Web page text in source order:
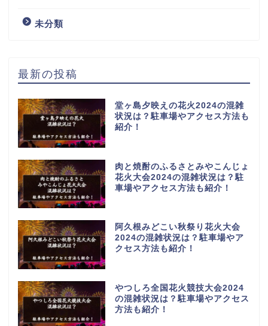
未分類
最新の投稿
堂ヶ島夕映えの花火2024の混雑
状況は？駐車場やアクセス方法も
紹介！
肉と焼酎のふるさとみやこんじょ
花火大会2024の混雑状況は？駐
車場やアクセス方法も紹介！
阿久根みどこい秋祭り花火大会
2024の混雑状況は？駐車場やア
クセス方法も紹介！
やつしろ全国花火競技大会2024
の混雑状況は？駐車場やアクセス
方法も紹介！